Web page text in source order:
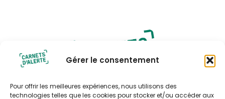
Gérer le consentement
Pour offrir les meilleures expériences, nous utilisons des
technologies telles que les cookies pour stocker et/ou accéder aux